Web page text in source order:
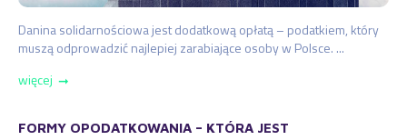
Danina solidarnościowa jest dodatkową opłatą – podatkiem, który
muszą odprowadzić najlepiej zarabiające osoby w Polsce. ...
więcej ➞
FORMY OPODATKOWANIA – KTÓRA JEST